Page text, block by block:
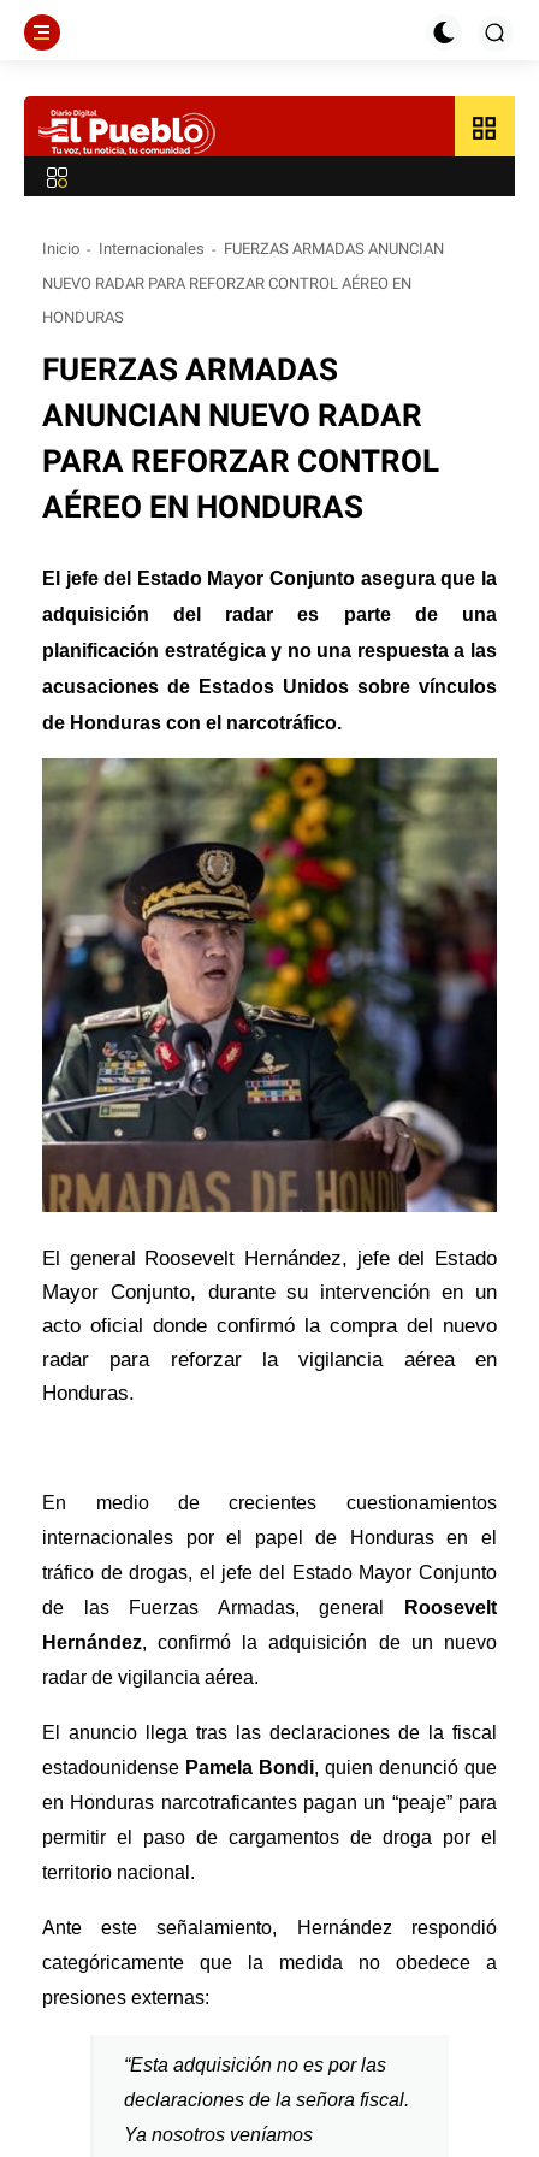
grid_view
Inicio Internacionales
FUERZAS ARMADAS ANUNCIAN
NUEVO RADAR PARA REFORZAR CONTROL AÉREO EN
HONDURAS
FUERZAS ARMADAS
ANUNCIAN NUEVO RADAR
PARA REFORZAR CONTROL
AÉREO EN HONDURAS
El jefe del Estado Mayor Conjunto asegura que la
adquisición del radar es parte de una
planificación estratégica y no una respuesta a las
acusaciones de Estados Unidos sobre vínculos
de Honduras con el narcotráfico.
El general Roosevelt Hernández, jefe del Estado
Mayor Conjunto, durante su intervención en un
acto oficial donde confirmó la compra del nuevo
radar para reforzar la vigilancia aérea en
Honduras.
En medio de crecientes cuestionamientos
internacionales por el papel de Honduras en el
tráfico de drogas, el jefe del Estado Mayor Conjunto
de las Fuerzas Armadas, general
Roosevelt
Hernández, confirmó la adquisición de un nuevo
radar de vigilancia aérea.
El anuncio llega tras las declaraciones de la fiscal
estadounidense Pamela Bondi, quien denunció que
en Honduras narcotraficantes pagan un “peaje” para
permitir el paso de cargamentos de droga por el
territorio nacional.
Ante este señalamiento, Hernández respondió
categóricamente que la medida no obedece a
presiones externas:
“Esta adquisición no es por las
declaraciones de la señora fiscal.
Ya nosotros veníamos